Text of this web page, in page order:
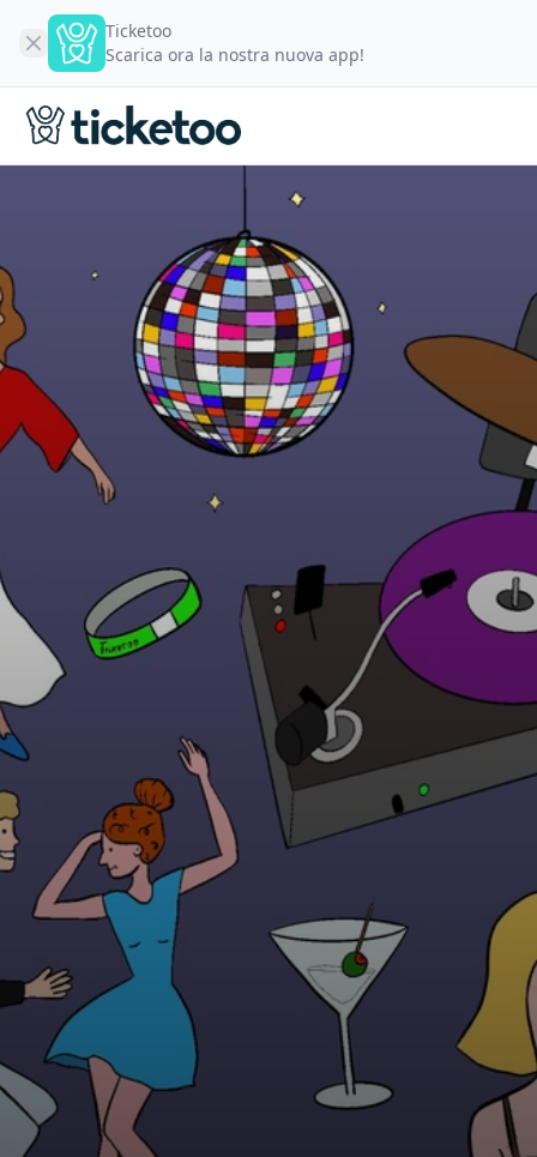
Ticketoo
Scarica ora la nostra nuova app!